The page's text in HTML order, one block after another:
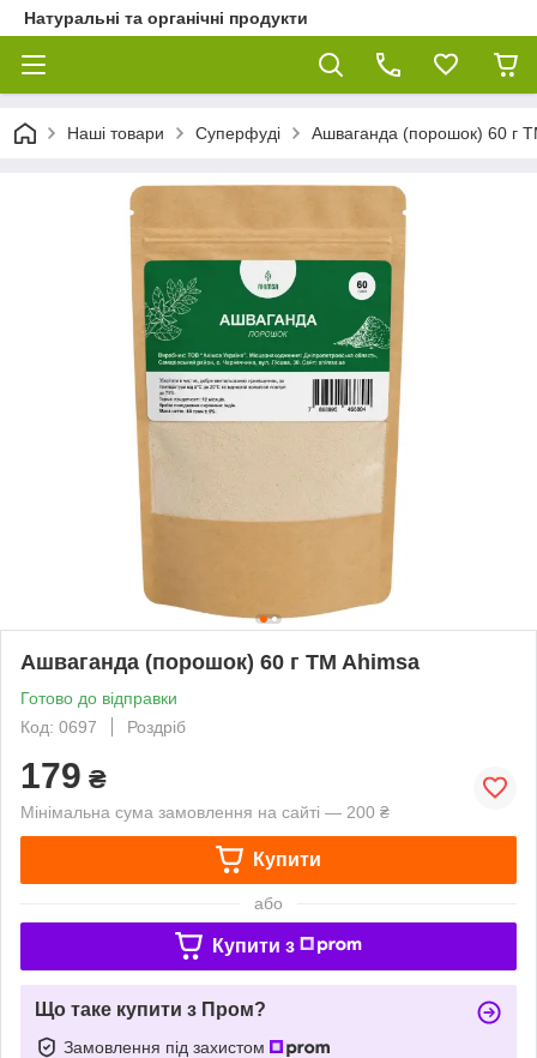
Натуральні та органічні продукти
Наші товари Суперфуді Ашваганда (порошок) 60 г
Ашваганда (порошок) 60 г TM Ahimsa
Готово до відправки
Код: 0697
Роздріб
179 ₴
Мінімальна сума замовлення на сайті — 200 ₴
Купити
або
Купити з
Що таке купити з Пром?
Замовлення під захистом